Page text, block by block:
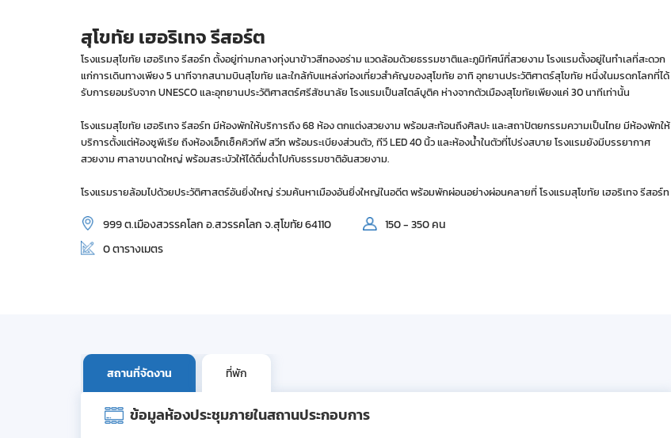
สุโขทัย เฮอริเทจ รีสอร์ต
โรงแรมสุโขทัย เฮอริเทจ รีสอร์ท ตั้งอยู่ท่ามกลางทุ่งนาข้าวสีทองอร่าม แวดล้อมด้วยธรรมชาติและภูมิทัศน์ที่สวยงาม โรงแรมตั้งอยู่ในทำเลที่สะดวก
แก่การเดินทางเพียง 5 นาทีจากสนามบินสุโขทัย และใกล้กับแหล่งท่องเที่ยวสำคัญของสุโขทัย อาทิ อุทยานประวัติศาตร์สุโขทัย หนึ่งในมรดกโลกที่ได้
รับการยอมรับจาก UNESCO และอุทยานประวัติศาสตร์ศรีสัชนาลัย โรงแรมเป็นสไตล์บูติค ห่างจากตัวเมืองสุโขทัยเพียงแค่ 30 นาทีเท่านั้น
โรงแรมสุโขทัย เฮอริเทจ รีสอร์ท มีห้องพักให้บริการถึง 68 ห้อง ตกแต่งสวยงาม พร้อมสะท้อนถึงศิลปะ และสถาปัตยกรรมความเป็นไทย มีห้องพักให้
บริการตั้งแต่ห้องซูพีเรีย ถึงห้องเอ็กเซ็คคิวทีฟ สวีท พร้อมระเบียงส่วนตัว, ทีวี LED 40 นิ้ว และห้องน้ำในตัวที่โปร่งสบาย โรงแรมยังมีบรรยากาศ
สวยงาม ศาลาขนาดใหญ่ พร้อมสระบัวให้ได้ดื่มด่ำไปกับธรรมชาติอันสวยงาม.
โรงแรมรายล้อมไปด้วยประวัติศาสตร์อันยิ่งใหญ่ ร่วมค้นหาเมืองอันยิ่งใหญ่ในอดีต พร้อมพักผ่อนอย่างผ่อนคลายที่ โรงแรมสุโขทัย เฮอริเทจ รีสอร์ท
999 ต.เมืองสวรรคโลก อ.สวรรคโลก จ.สุโขทัย 64110
150 - 350 คน
0 ตารางเมตร
สถานที่จัดงาน ที่พัก
ข้อมูลห้องประชุมภายในสถานประกอบการ